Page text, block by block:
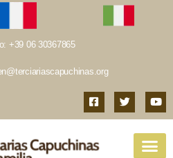
+39 06 30367865